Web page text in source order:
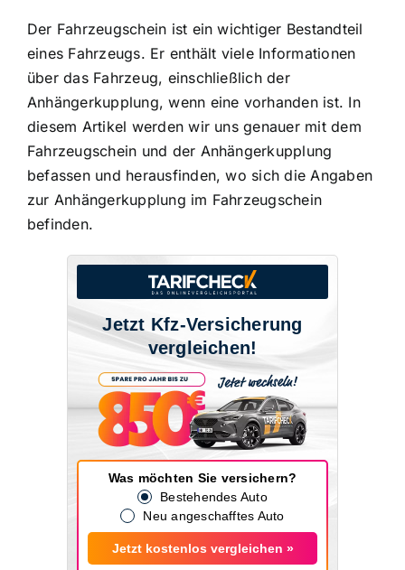
Der Fahrzeugschein ist ein wichtiger Bestandteil
eines Fahrzeugs. Er enthält viele Informationen
über das Fahrzeug, einschließlich der
Anhängerkupplung, wenn eine vorhanden ist. In
diesem Artikel werden wir uns genauer mit dem
Fahrzeugschein und der Anhängerkupplung
befassen und herausfinden, wo sich die Angaben
zur Anhängerkupplung im Fahrzeugschein
befinden.
Jetzt Kfz-Versicherung
vergleichen!
Was möchten Sie versichern?
Bestehendes Auto
Neu angeschafftes Auto
Jetzt kostenlos vergleichen »